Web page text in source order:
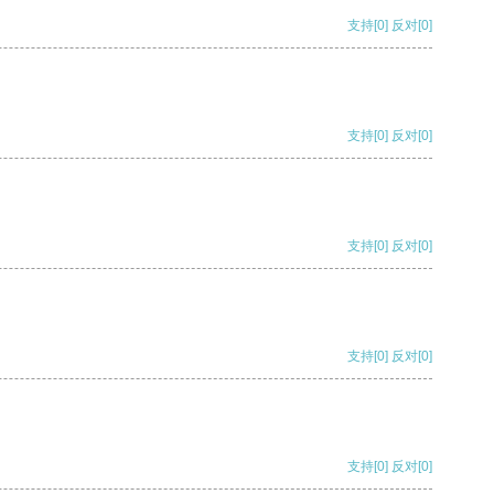
支持[0] 反对[0]
支持[0] 反对[0]
支持[0] 反对[0]
支持[0] 反对[0]
支持[0] 反对[0]